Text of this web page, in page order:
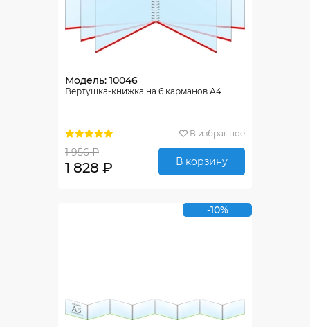
Модель: 10046
Вертушка-книжка на 6 карманов А4
В избранное
1 956 ₽
1 828 ₽ В корзину
-10%